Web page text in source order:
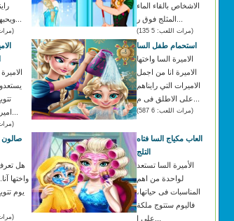
(مرات اللعب: 3 302)
الاشخاص بالقاء الماء
(مرات اللعب: 5 135)
(مرات اللعب: 4 002)
استحمام طفل السا
الاميرة السا واختها
الاميرة انا من اجمل
الاميرات التي رايناهم
(مرات اللعب: 6 587)
صالون
هل
واختها
يوم
(مرات اللعب: 4 560)
العاب مكياج السا فتاه
التلج
الأميرة السا تستعد
لواحدة من اهم
المناسبات فى حياتها،
فاليوم ستتوج ملكة